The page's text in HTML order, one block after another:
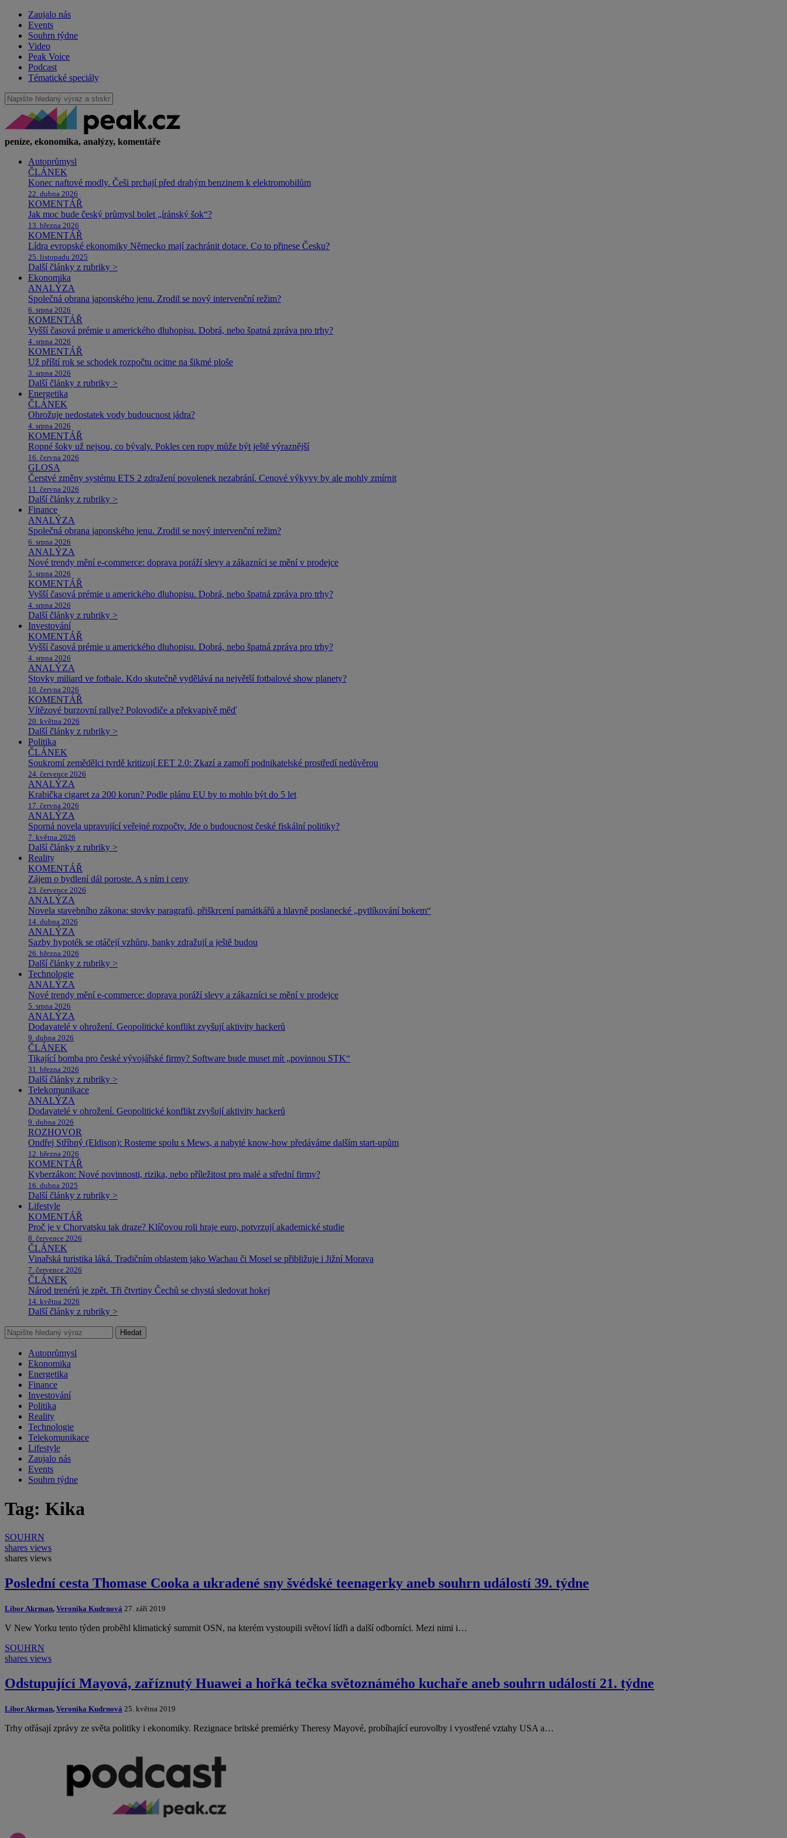
Zaujalo nás
Events
Souhrn týdne
Video
Peak Voice
Podcast
Tématické speciály
peníze, ekonomika, analýzy, komentáře
Autoprůmysl
ČLÁNEK
Konec naftové modly. Češi prchají před drahým benzinem k elektromobilům
22. dubna 2026
KOMENTÁŘ
Jak moc bude český průmysl bolet „íránský šok“?
13. března 2026
KOMENTÁŘ
Lídra evropské ekonomiky Německo mají zachránit dotace. Co to přinese Česku?
25. listopadu 2025
Další články z rubriky >
Ekonomika
ANALÝZA
Společná obrana japonského jenu. Zrodil se nový intervenční režim?
6. srpna 2026
KOMENTÁŘ
Vyšší časová prémie u amerického dluhopisu. Dobrá, nebo špatná zpráva pro trhy?
4. srpna 2026
KOMENTÁŘ
Už příští rok se schodek rozpočtu ocitne na šikmé ploše
3. srpna 2026
Další články z rubriky >
Energetika
ČLÁNEK
Ohrožuje nedostatek vody budoucnost jádra?
4. srpna 2026
KOMENTÁŘ
Ropné šoky už nejsou, co bývaly. Pokles cen ropy může být ještě výraznější
16. června 2026
GLOSA
Čerstvé změny systému ETS 2 zdražení povolenek nezabrání. Cenové výkyvy by ale mohly zmírnit
11. června 2026
Další články z rubriky >
Finance
ANALÝZA
Společná obrana japonského jenu. Zrodil se nový intervenční režim?
6. srpna 2026
ANALÝZA
Nové trendy mění e-commerce: doprava poráží slevy a zákazníci se mění v prodejce
5. srpna 2026
KOMENTÁŘ
Vyšší časová prémie u amerického dluhopisu. Dobrá, nebo špatná zpráva pro trhy?
4. srpna 2026
Další články z rubriky >
Investování
KOMENTÁŘ
Vyšší časová prémie u amerického dluhopisu. Dobrá, nebo špatná zpráva pro trhy?
4. srpna 2026
ANALÝZA
Stovky miliard ve fotbale. Kdo skutečně vydělává na největší fotbalové show planety?
10. června 2026
KOMENTÁŘ
Vítězové burzovní rallye? Polovodiče a překvapivě měď
20. května 2026
Další články z rubriky >
Politika
ČLÁNEK
Soukromí zemědělci tvrdě kritizují EET 2.0: Zkazí a zamoří podnikatelské prostředí nedůvěrou
24. července 2026
ANALÝZA
Krabička cigaret za 200 korun? Podle plánu EU by to mohlo být do 5 let
17. června 2026
ANALÝZA
Sporná novela upravující veřejné rozpočty. Jde o budoucnost české fiskální politiky?
7. května 2026
Další články z rubriky >
Reality
KOMENTÁŘ
Zájem o bydlení dál poroste. A s ním i ceny
23. července 2026
ANALÝZA
Novela stavebního zákona: stovky paragrafů, přiškrcení památkářů a hlavně poslanecké „pytlíkování bokem“
14. dubna 2026
ANALÝZA
Sazby hypoték se otáčejí vzhůru, banky zdražují a ještě budou
26. března 2026
Další články z rubriky >
Technologie
ANALÝZA
Nové trendy mění e-commerce: doprava poráží slevy a zákazníci se mění v prodejce
5. srpna 2026
ANALÝZA
Dodavatelé v ohrožení. Geopolitické konflikt zvyšují aktivity hackerů
9. dubna 2026
ČLÁNEK
Tikající bomba pro české vývojářské firmy? Software bude muset mít „povinnou STK“
31. března 2026
Další články z rubriky >
Telekomunikace
ANALÝZA
Dodavatelé v ohrožení. Geopolitické konflikt zvyšují aktivity hackerů
9. dubna 2026
ROZHOVOR
Ondřej Stříbný (Eldison): Rosteme spolu s Mews, a nabyté know-how předáváme dalším start-upům
12. března 2026
KOMENTÁŘ
Kyberzákon: Nové povinnosti, rizika, nebo příležitost pro malé a střední firmy?
16. dubna 2025
Další články z rubriky >
Lifestyle
KOMENTÁŘ
Proč je v Chorvatsku tak draze? Klíčovou roli hraje euro, potvrzují akademické studie
8. července 2026
ČLÁNEK
Vinařská turistika láká. Tradičním oblastem jako Wachau či Mosel se přibližuje i Jižní Morava
7. července 2026
ČLÁNEK
Národ trenérů je zpět. Tři čtvrtiny Čechů se chystá sledovat hokej
14. května 2026
Další články z rubriky >
Hledat
Autoprůmysl
Ekonomika
Energetika
Finance
Investování
Politika
Reality
Technologie
Telekomunikace
Lifestyle
Zaujalo nás
Events
Souhrn týdne
Tag: Kika
SOUHRN
shares views
shares views
Poslední cesta Thomase Cooka a ukradené sny švédské teenagerky aneb souhrn událostí 39. týdne
Libor Akrman, Veronika Kudrnová 27. září 2019
V New Yorku tento týden proběhl klimatický summit OSN, na kterém vystoupili světoví lídři a další odborníci. Mezi nimi i…
SOUHRN
shares views
Odstupující Mayová, zaříznutý Huawei a hořká tečka světoznámého kuchaře aneb souhrn událostí 21. týdne
Libor Akrman, Veronika Kudrnová 25. května 2019
Trhy otřásají zprávy ze světa politiky i ekonomiky. Rezignace britské premiérky Theresy Mayové, probíhající eurovolby i vyostřené vztahy USA a…